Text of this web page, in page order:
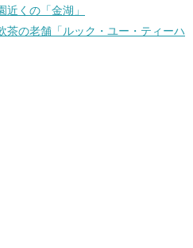
くの「金湖」
の老舗「ルック・ユー・ティーハ